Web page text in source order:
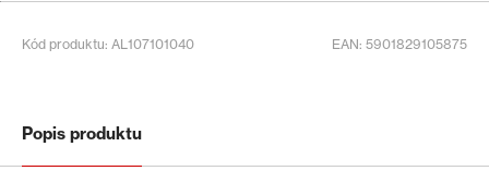
Kód produktu: AL107101040 EAN: 5901829105875
Popis produktu